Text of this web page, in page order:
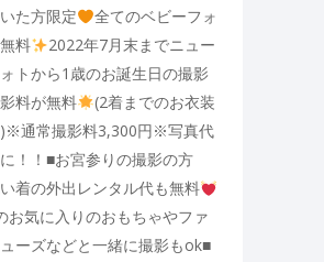
た方限定
全てのベビーフォ
料
2022年7月末までニュー
トから1歳のお誕生日の撮影
料が無料
(2着までのお衣装
通常撮影料3,300円※写真代
！！■お宮参りの撮影の方
着の外出レンタル代も無料
お気に入りのおもちゃやファ
ーズなどと一緒に撮影もok■